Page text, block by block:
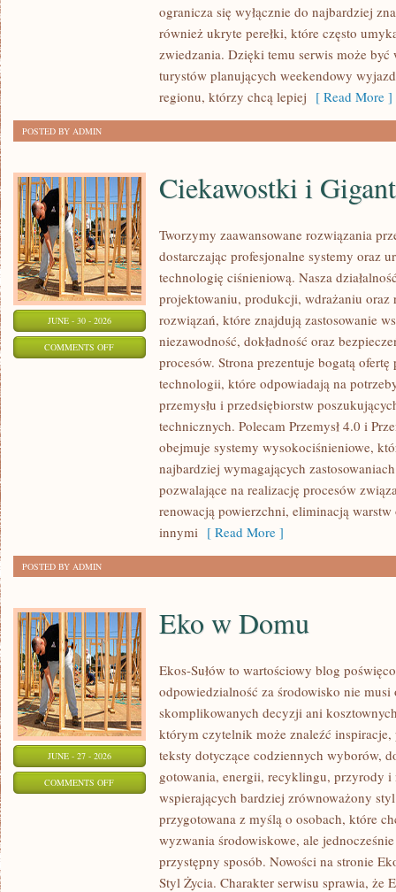
ogranicza się wyłącznie do najbardziej
również ukryte perełki, które często
zwiedzania. Dzięki temu serwis może
turystów planujących weekendowy
regionu, którzy chcą lepiej [ Read More ]
POSTED BY ADMIN
JUNE - 30 - 2026
COMMENTS OFFON
CIEKAWOSTKI
Ciekawostki i
Tworzymy zaawansowane rozwiązania
dostarczając profesjonalne systemy oraz
technologię ciśnieniową. Nasza
projektowaniu, produkcji, wdrażaniu oraz
rozwiązań, które znajdują zastosowanie
niezawodność, dokładność oraz
procesów. Strona prezentuje bogatą ofertę
technologii, które odpowiadają na
przemysłu i przedsiębiorstw
technicznych. Polecam Przemysł 4.0 i
obejmuje systemy wysokociśnieniowe,
najbardziej wymagających
pozwalające na realizację procesów
renowacją powierzchni, eliminacją
innymi [ Read More ]
POSTED BY ADMIN
JUNE - 27 - 2026
COMMENTS OFFON
Eko w Domu
Ekos-Sułów to wartościowy blog
odpowiedzialność za środowisko nie
skomplikowanych decyzji ani
którym czytelnik może znaleźć inspiracje,
teksty dotyczące codziennych wyborów,
gotowania, energii, recyklingu, przyrody i
wspierających bardziej zrównoważony styl
przygotowana z myślą o osobach, które
wyzwania środowiskowe, ale
przystępny sposób. Nowości na stronie
Styl Życia. Charakter serwisu sprawia, że